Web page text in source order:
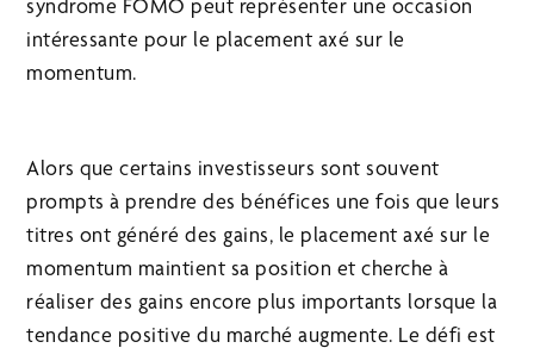
syndrome FOMO peut représenter une occasion
intéressante pour le placement axé sur le
momentum.
Alors que certains investisseurs sont souvent
prompts à prendre des bénéfices une fois que leurs
titres ont généré des gains, le placement axé sur le
momentum maintient sa position et cherche à
réaliser des gains encore plus importants lorsque la
tendance positive du marché augmente. Le défi est